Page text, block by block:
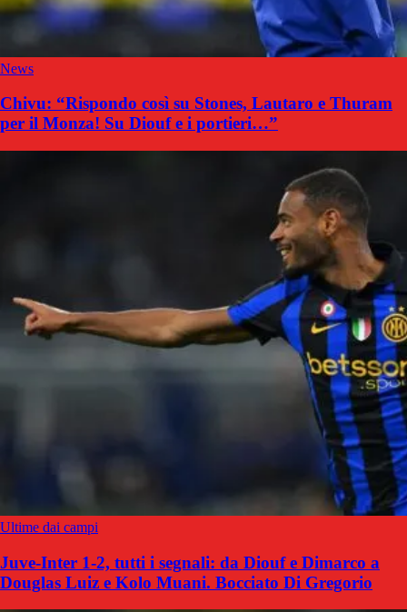
News
Chivu: “Rispondo così su Stones, Lautaro e Thuram
per il Monza! Su Diouf e i portieri…”
Ultime dai campi
Juve-Inter 1-2, tutti i segnali: da Diouf e Dimarco a
Douglas Luiz e Kolo Muani. Bocciato Di Gregorio